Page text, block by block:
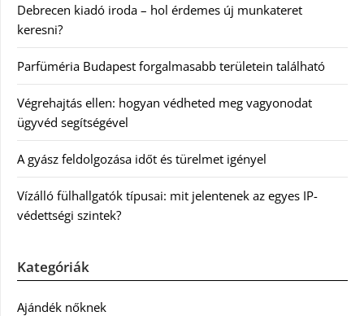
Debrecen kiadó iroda – hol érdemes új munkateret
keresni?
Parfüméria Budapest forgalmasabb területein található
Végrehajtás ellen: hogyan védheted meg vagyonodat
ügyvéd segítségével
A gyász feldolgozása időt és türelmet igényel
Vízálló fülhallgatók típusai: mit jelentenek az egyes IP-
védettségi szintek?
Kategóriák
Ajándék nőknek